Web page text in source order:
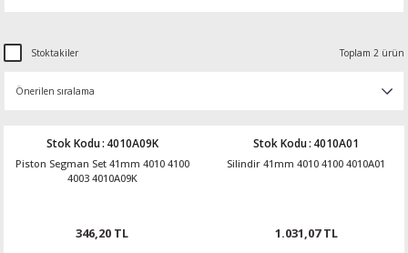
Stoktakiler Toplam 2 ürün
Stok Kodu: 4010A09K
Piston Segman Set 41mm 4010 4100
4003 4010A09K
346,20 TL
Stok Kodu: 4010A01
Silindir 41mm 4010 4100 4010A01
1.031,07 TL